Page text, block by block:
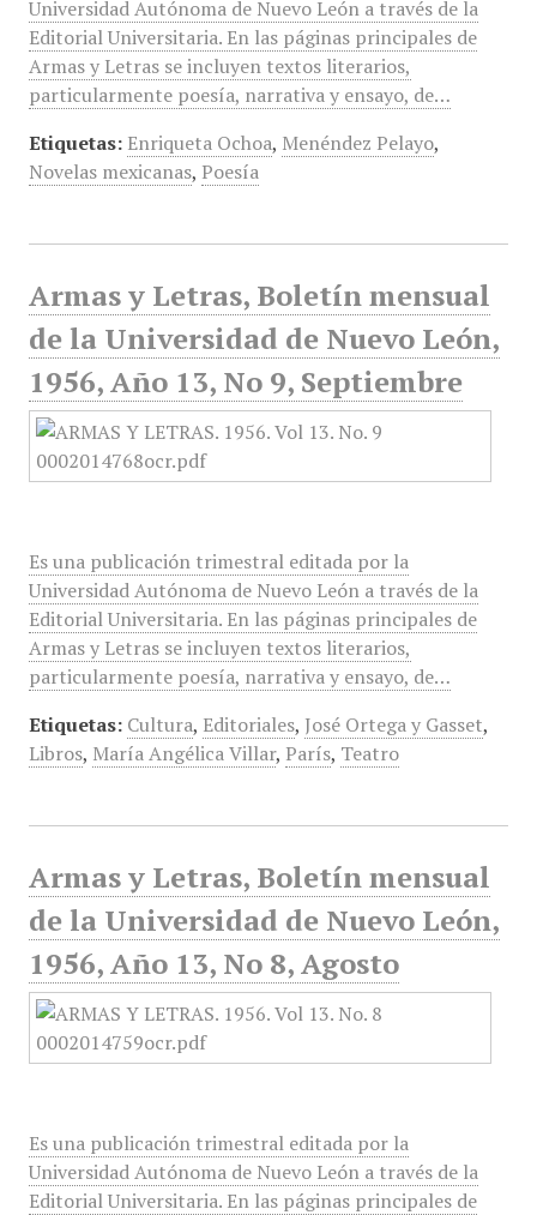
Universidad Autónoma de Nuevo León a través de la
Editorial Universitaria. En las páginas principales de
Armas y Letras se incluyen textos literarios,
particularmente poesía, narrativa y ensayo, de…
Etiquetas: Enriqueta Ochoa, Menéndez Pelayo,
Novelas mexicanas, Poesía
Armas y Letras, Boletín mensual
de la Universidad de Nuevo León,
1956, Año 13, No 9, Septiembre
Es una publicación trimestral editada por la
Universidad Autónoma de Nuevo León a través de la
Editorial Universitaria. En las páginas principales de
Armas y Letras se incluyen textos literarios,
particularmente poesía, narrativa y ensayo, de…
Etiquetas: Cultura, Editoriales, José Ortega y Gasset,
Libros, María Angélica Villar, París, Teatro
Armas y Letras, Boletín mensual
de la Universidad de Nuevo León,
1956, Año 13, No 8, Agosto
Es una publicación trimestral editada por la
Universidad Autónoma de Nuevo León a través de la
Editorial Universitaria. En las páginas principales de